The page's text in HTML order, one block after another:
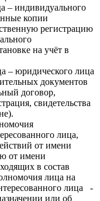
– индивидуального
копии
регистрацию
на учёт в
– юридического лица
документов
договор,
свидетельства
лица,
от имени
от имени
в состав
лица на
лица -
или об